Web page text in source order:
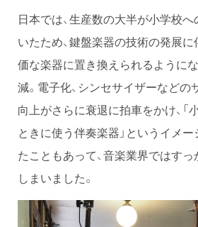
日本では、生産数の大半が小学校
いたため、鍵盤楽器の技術の発展に
価な楽器に置き換えられるように
減。電子化、シンセサイザーなど
向上がさらに衰退に拍車をかけ、「
ときに使う伴奏楽器」というイメ
たこともあって、音楽業界ではす
しまいました。